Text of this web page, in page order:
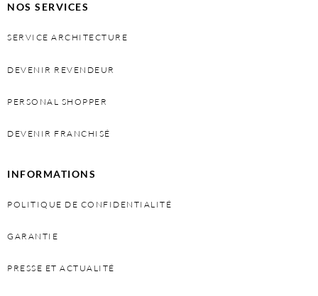
NOS SERVICES
SERVICE ARCHITECTURE
DEVENIR REVENDEUR
PERSONAL SHOPPER
DEVENIR FRANCHISÉ
INFORMATIONS
POLITIQUE DE CONFIDENTIALITÉ
GARANTIE
PRESSE ET ACTUALITÉ